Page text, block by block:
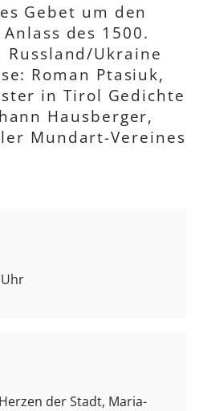
Gebet um den
des 1500.
Russland/Ukraine
Roman Ptasiuk,
in Tirol Gedichte
Hausberger,
Mundart-Vereines
der Stadt, Maria-